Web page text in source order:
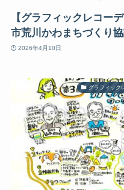
【グラフィックレコー
市荒川かわまちづくり
2026年4月10日
グラフィック